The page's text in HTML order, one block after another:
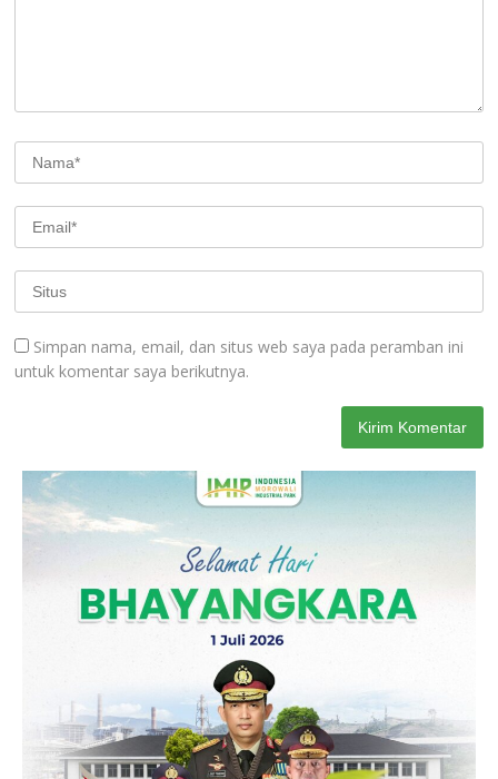
Simpan nama, email, dan situs web saya pada peramban ini
untuk komentar saya berikutnya.